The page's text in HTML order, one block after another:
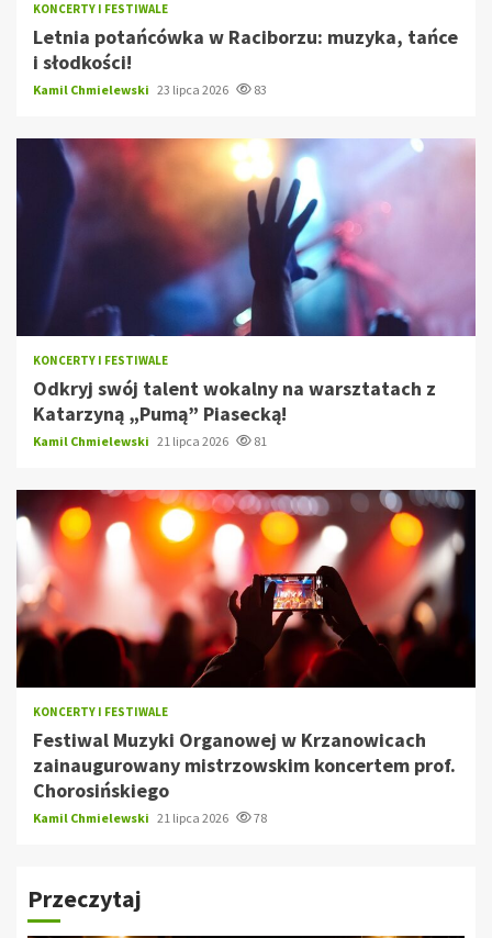
KONCERTY I FESTIWALE
Letnia potańcówka w Raciborzu: muzyka, tańce
i słodkości!
Kamil Chmielewski 23 lipca 2026 83
KONCERTY I FESTIWALE
Odkryj swój talent wokalny na warsztatach z
Katarzyną „Pumą” Piasecką!
Kamil Chmielewski 21 lipca 2026 81
KONCERTY I FESTIWALE
Festiwal Muzyki Organowej w Krzanowicach
zainaugurowany mistrzowskim koncertem prof.
Chorosińskiego
Kamil Chmielewski 21 lipca 2026 78
Przeczytaj